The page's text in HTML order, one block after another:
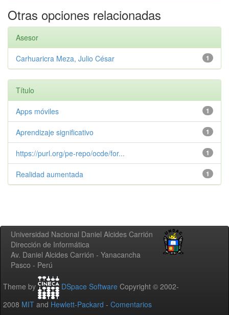
Otras opciones relacionadas
Asesor
1
Carhuaricra Meza, Julio César
Título
1
Apps móviles
1
Aprendizaje significativo
1
https://purl.org/pe-repo/ocde/for...
1
Realidad aumentada
Universidad Nacional Daniel Alcides Carrión
Dirección de Informática
Av. Daniel Alcides Carrión - Yanacancha
Pasco - Perú
Theme by DSpace Software Copyright © 2002-
2008 MIT and Hewlett-Packard - Comentarios